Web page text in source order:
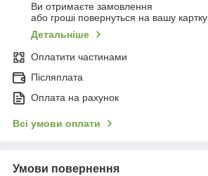
Ви отримаєте замовлення
або гроші повернуться на вашу картку
Детальніше
Оплатити частинами
Післяплата
Оплата на рахунок
Всі умови оплати
Умови повернення